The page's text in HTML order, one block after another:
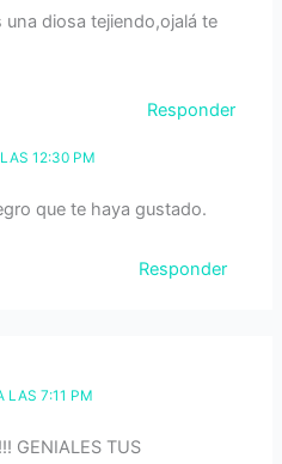
una diosa tejiendo,ojalá te
Responder
12:30 PM
que te haya gustado.
Responder
LAS 7:11 PM
GENIALES TUS